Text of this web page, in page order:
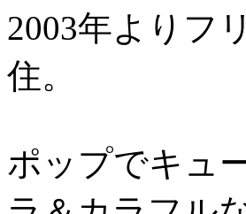
2003年よりフ
住。
ポップでキュ